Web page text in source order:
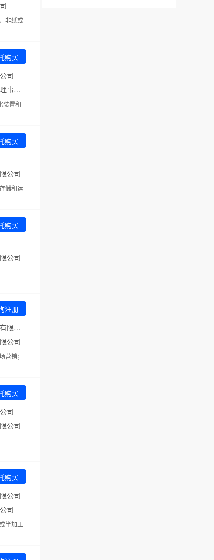
非纸或
购买
司
代理机构：北京超凡志成知识产权代理事务所（普通合伙）
装置和
购买
公司
储和运
购买
公司
注册
申请人：苏和医学信息科技（上海）有限公司
公司
营销；
购买
司
公司
购买
公司
司
半加工